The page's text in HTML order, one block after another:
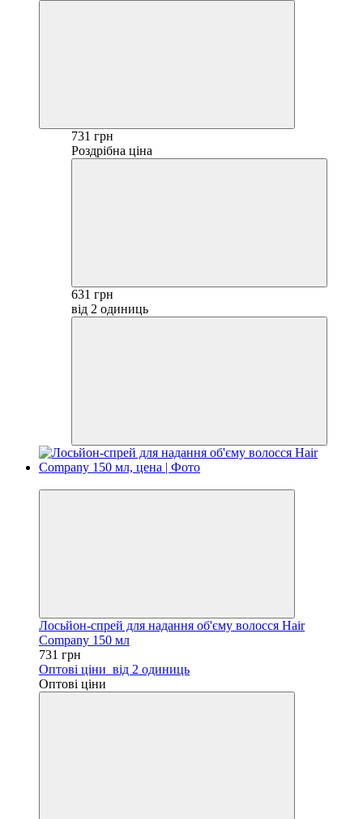
731 грн
Роздрібна ціна
631 грн
від 2 одиниць
Лосьйон-спрей для надання об'єму волосся Hair
Company 150 мл
731 грн
Оптові ціни від 2 одиниць
Оптові ціни